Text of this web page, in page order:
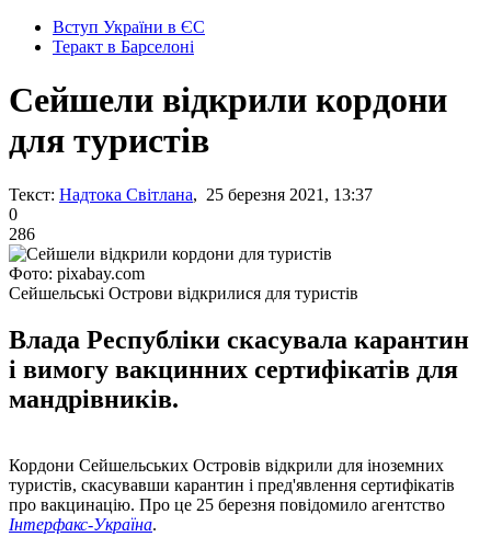
Вступ України в ЄС
Теракт в Барселоні
Сейшели відкрили кордони
для туристів
Текст: Надтока Світлана, 25 березня 2021, 13:37
0
286
Фото: pixabay.com
Сейшельські Острови відкрилися для туристів
Влада Республіки скасувала карантин
і вимогу вакцинних сертифікатів для
мандрівників.
Кордони Сейшельських Островів відкрили для іноземних
туристів, скасувавши карантин і пред'явлення сертифікатів
про вакцинацію. Про це 25 березня повідомило агентство
Інтерфакс-Україна.